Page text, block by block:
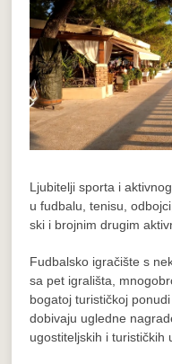
Ljubitelji sporta i
u fudbalu, tenisu,
ski i brojnim drugim
Fudbalsko igračište s
sa pet igrališta,
bogatoj turističkoj
dobivaju ugledne
ugostiteljskih i turističkih